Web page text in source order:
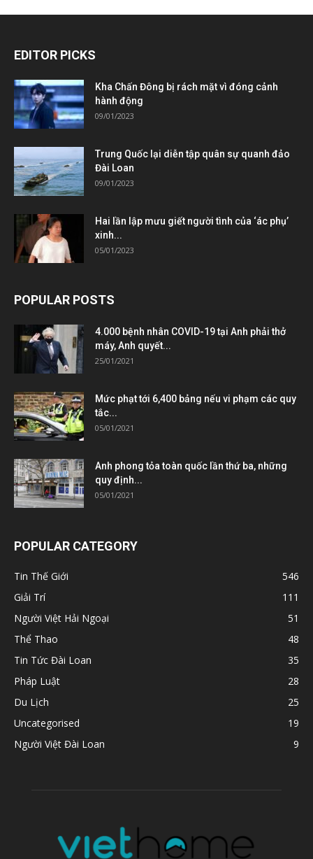
EDITOR PICKS
Kha Chấn Đông bị rách mặt vì đóng cảnh
hành động
09/01/2023
Trung Quốc lại diễn tập quân sự quanh đảo
Đài Loan
09/01/2023
Hai lần lập mưu giết người tình của ‘ác phụ’
xinh...
05/01/2023
POPULAR POSTS
4.000 bệnh nhân COVID-19 tại Anh phải thở
máy, Anh quyết...
25/01/2021
Mức phạt tới 6,400 bảng nếu vi phạm các quy
tắc...
05/01/2021
Anh phong tỏa toàn quốc lần thứ ba, những
quy định...
05/01/2021
POPULAR CATEGORY
Tin Thế Giới
546
Giải Trí
111
Người Việt Hải Ngoại
51
Thể Thao
48
Tin Tức Đài Loan
35
Pháp Luật
28
Du Lịch
25
Uncategorised
19
Người Việt Đài Loan
9